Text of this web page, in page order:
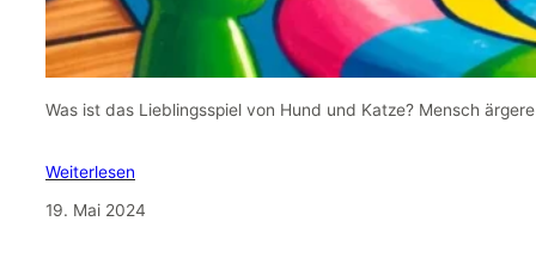
Was ist das Lieblingsspiel von Hund und Katze? Mensch
Weiterlesen
19. Mai 2024